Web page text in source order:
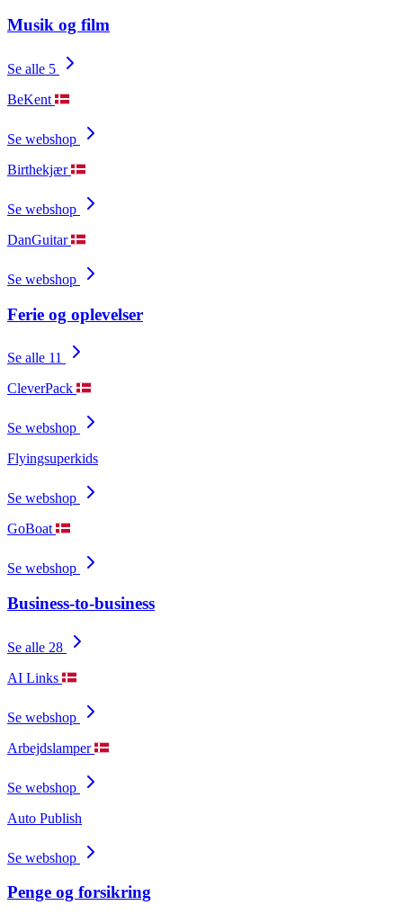
Musik og film
Se alle 5
BeKent
Se webshop
Birthekjær
Se webshop
DanGuitar
Se webshop
Ferie og oplevelser
Se alle 11
CleverPack
Se webshop
Flyingsuperkids
Se webshop
GoBoat
Se webshop
Business-to-business
Se alle 28
AI Links
Se webshop
Arbejdslamper
Se webshop
Auto Publish
Se webshop
Penge og forsikring